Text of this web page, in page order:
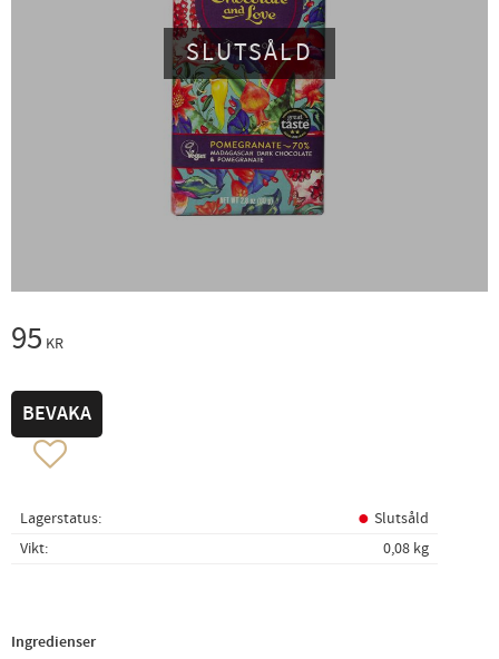
SLUTSÅLD
95 KR
Lägg till i favoriter
BEVAKA
Lagerstatus
Slutsåld
Vikt
0,08 kg
Ingredienser